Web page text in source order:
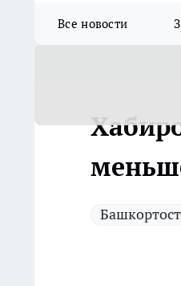
Все новости